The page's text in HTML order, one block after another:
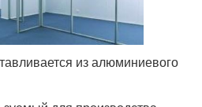
из алюминиевого